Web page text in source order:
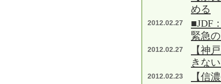
める
2012.02.27
■JDF
緊急
2012.02.27
【神
きな
2012.02.23 【信